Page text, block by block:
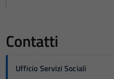
Contatti
Ufficio Servizi Sociali